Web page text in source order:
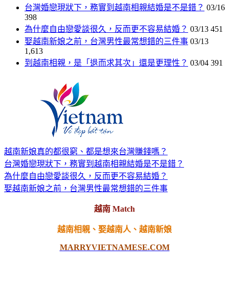
台灣婚戀現狀下，務實到越南相親結婚是不是錯？ 03/16
398
為什麼自由戀愛談很久，反而更不容易結婚？ 03/13 451
娶越南新娘之前，台灣男性最常想錯的三件事 03/13
1,613
到越南相親，是「退而求其次」還是更理性？ 03/04 391
越南新娘真的都很窮、都是想來台灣賺錢嗎？
台灣婚戀現狀下，務實到越南相親結婚是不是錯？
為什麼自由戀愛談很久，反而更不容易結婚？
娶越南新娘之前，台灣男性最常想錯的三件事
越南 Match
越南相親、娶越南人、越南新娘
MARRYVIETNAMESE.COM